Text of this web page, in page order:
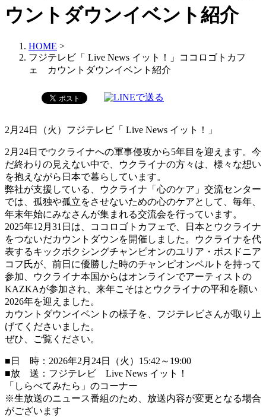
ウントダウンイベント紹介
HOME >
フジテレビ「 Live News イット！」ココロゴトカフ
ェ カウントダウンイベント紹介
2月24日（火）フジテレビ「 Live News イット！」
2月24日でウクライナへの軍事侵攻から5年目を迎えます。今
だ終わりの見えない中で、ウクライナの方々は、様々な想い
を抱えながら日本で暮らしています。
弊社が支援している、ウクライナ「心のケア」交流センター
では、孤独や孤立をさせないための心のケアとして、毎年、
年末年始にみなさんが集まれる交流会を行っています。
2025年12月31日は、ココロゴトカフェで、日本とウクライナ
をつないだカウントダウンを開催しました。ウクライナを代
表するキックボクシングチャンピオンのユリア・ボスドニア
コフ氏が、前日に優勝した時のチャンピオンベルトを持って
参加、ウクライナ本国からはオンラインでアーティストの
KAZKAが参加され、来年こそはとウクライナの平和を願い
2026年を迎えました。
カウントダウンイベントの様子を、フジテレビさんが取り上
げてくださいました。
ぜひ、ご覧ください。
■日 時：2026年2月24日（火）15:42～19:00
■放 送：フジテレビ Live News イット！
「しらべてみたら」のコーナー
※生放送のニュース番組のため、放送内容が変更となる場合
がございます